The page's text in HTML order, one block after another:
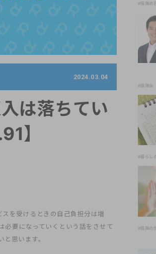
2024.03.04
は落ちてい
】
を受けるときの自己負担分は増
必要になっていくという話をさせて
思います。
#保険の
#保険金
#暮らし
#保険の